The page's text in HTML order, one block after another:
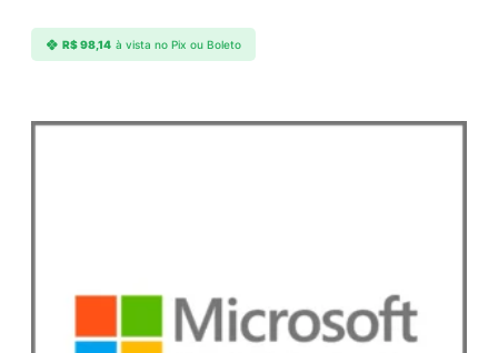
R$98,14 à vista no Pix ou Boleto